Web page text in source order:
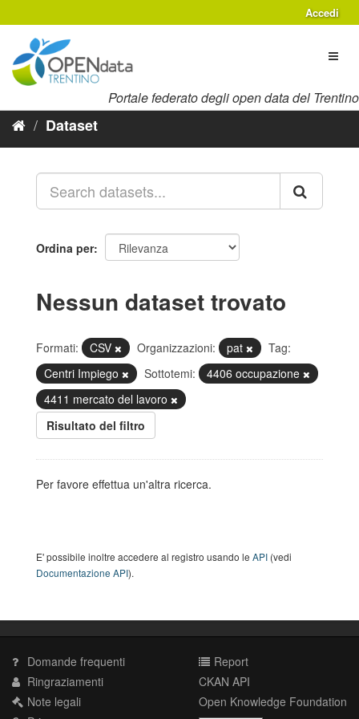
al
contenuto
Accedi
Portale federato degli open data del Trentino
Dataset
Ordina per
Nessun dataset trovato
Formati: CSV Organizzazioni: pat
Tag:
Centri Impiego
Sottotemi:
4406 occupazione
4411 mercato del lavoro
Risultato del filtro
Per favore effettua un'altra ricerca.
E' possibile inoltre accedere al registro usando le API (vedi
Documentazione API).
Domande frequenti
Ringraziamenti
Note legali
Report
CKAN API
Open Knowledge Foundation